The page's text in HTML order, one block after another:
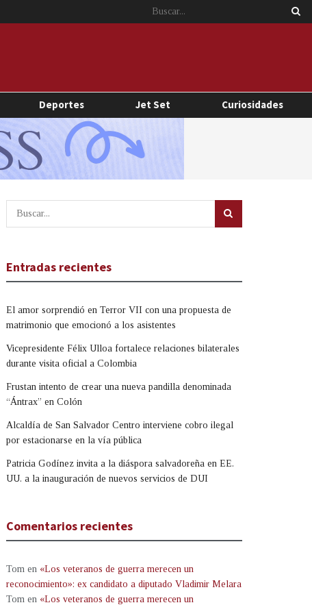
Deportes Jet Set Curiosidades
Entradas recientes
El amor sorprendió en Terror VII con una propuesta de
matrimonio que emocionó a los asistentes
Vicepresidente Félix Ulloa fortalece relaciones bilaterales
durante visita oficial a Colombia
Frustan intento de crear una nueva pandilla denominada
“Ántrax” en Colón
Alcaldía de San Salvador Centro interviene cobro ilegal
por estacionarse en la vía pública
Patricia Godínez invita a la diáspora salvadoreña en EE.
UU. a la inauguración de nuevos servicios de DUI
Comentarios recientes
Tom en «Los veteranos de guerra merecen un
reconocimiento»: ex candidato a diputado Vladimir Melara
Tom en «Los veteranos de guerra merecen un